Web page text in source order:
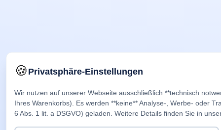
🍪Privatsphäre-Einstellungen
Wir nutzen auf unserer Webseite ausschließlich **technisch
Ihres Warenkorbs). Es werden **keine** Analyse-, Werbe- oder
6 Abs. 1 lit. a DSGVO) geladen. Weitere Details finden Sie in